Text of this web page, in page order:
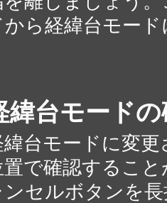
から経緯台モー
緯台モード
緯台モードに変
置で確認するこ
ンセルボタンを